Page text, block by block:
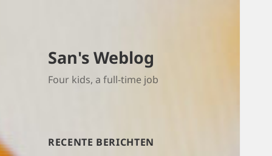
San's Weblog
Four kids, a full-time job
RECENTE BERICHTEN